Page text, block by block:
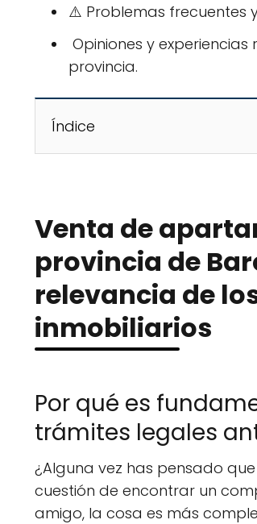
⚠️ Problemas frecuentes
Opiniones y
provincia.
Índice
Venta de
provincia de
relevancia de
inmobiliarios
Por qué es
trámites legales
¿Alguna vez has pensado
cuestión de encontrar un
amigo, la cosa es más